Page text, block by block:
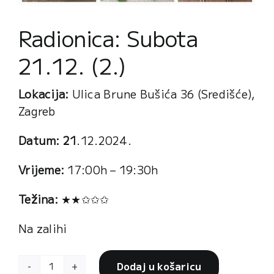
Radionica: Subota
21.12. (2.)
Lokacija: Ulica Brune Bušića 36 (Središće),
Zagreb
Datum: 21.12.2024.
Vrijeme: 17:00h – 19:30h
Težina: ★★✩✩✩
Na zalihi
Dodaj u košaricu